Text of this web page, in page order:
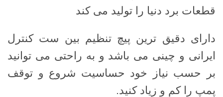
قطعات برد دنیا را تولید می کند
دارای دقیق ترین پیچ تنظیم بین ست کنترل
ایرانی و چینی می باشد و به راحتی می توانید
بر حسب نیاز خود حساسیت شروع و توقف
پمپ را کم و زیاد کنید.